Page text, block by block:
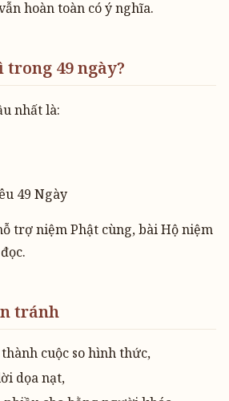
hoàn toàn có ý nghĩa.
trong 49 ngày?
nhất là:
49 Ngày
trợ niệm Phật cùng, bài Hộ niệm
tránh
cuộc so hình thức,
dọa nạt,